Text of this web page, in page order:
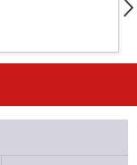
石人の星